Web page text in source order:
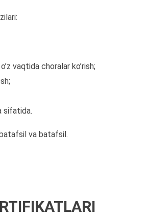
vaqtida choralar ko’rish;
sifatida.
va batafsil.